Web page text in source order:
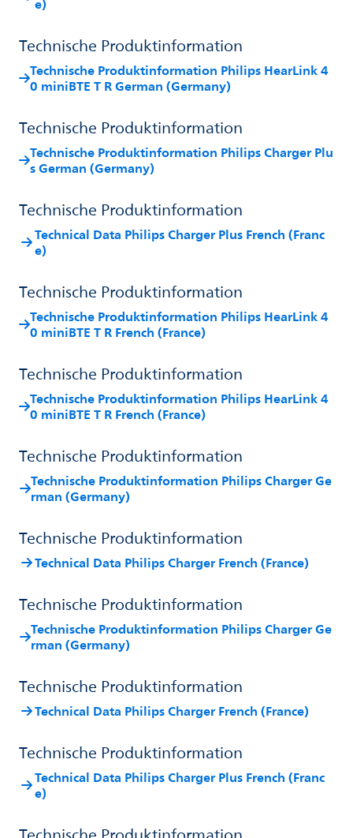
Technische Produktinformation
Technische Produktinformation Philips HearLink 4
0 miniBTE T R German (Germany)
Technische Produktinformation
Technische Produktinformation Philips Charger Plu
s German (Germany)
Technische Produktinformation
Technical Data Philips Charger Plus French (Franc
e)
Technische Produktinformation
Technische Produktinformation Philips HearLink 4
0 miniBTE T R French (France)
Technische Produktinformation
Technische Produktinformation Philips HearLink 4
0 miniBTE T R French (France)
Technische Produktinformation
Technische Produktinformation Philips Charger Ge
rman (Germany)
Technische Produktinformation
Technical Data Philips Charger French (France)
Technische Produktinformation
Technische Produktinformation Philips Charger Ge
rman (Germany)
Technische Produktinformation
Technical Data Philips Charger French (France)
Technische Produktinformation
Technical Data Philips Charger Plus French (Franc
e)